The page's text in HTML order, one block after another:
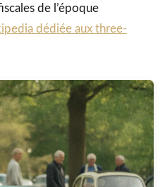
de l’époque
dédiée aux three-